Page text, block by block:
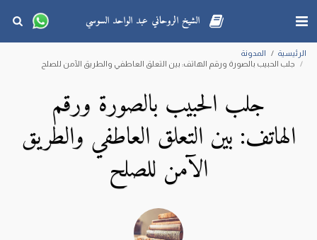
الشيخ الروحاني عبد الواحد السوسي
الرئيسية
المدونة
جلب الحبيب بالصورة ورقم الهاتف: بين التعلق العاطفي والطريق الآمن للصلح
جلب الحبيب بالصورة ورقم
الهاتف: بين التعلق العاطفي والطريق
الآمن للصلح